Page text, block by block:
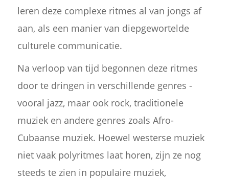
leren deze complexe ritmes al van jongs af
aan, als een manier van diepgewortelde
culturele communicatie.
Na verloop van tijd begonnen deze ritmes
door te dringen in verschillende genres -
vooral jazz, maar ook rock, traditionele
muziek en andere genres zoals Afro-
Cubaanse muziek. Hoewel westerse muziek
niet vaak polyritmes laat horen, zijn ze nog
steeds te zien in populaire muziek,